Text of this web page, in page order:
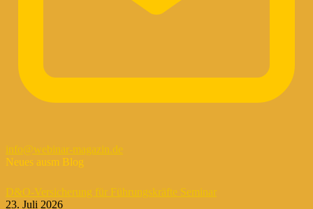
info@webinar-magazin.de
Neues ausm Blog
D&O-Versicherung für Führungskräfte Seminar
23. Juli 2026